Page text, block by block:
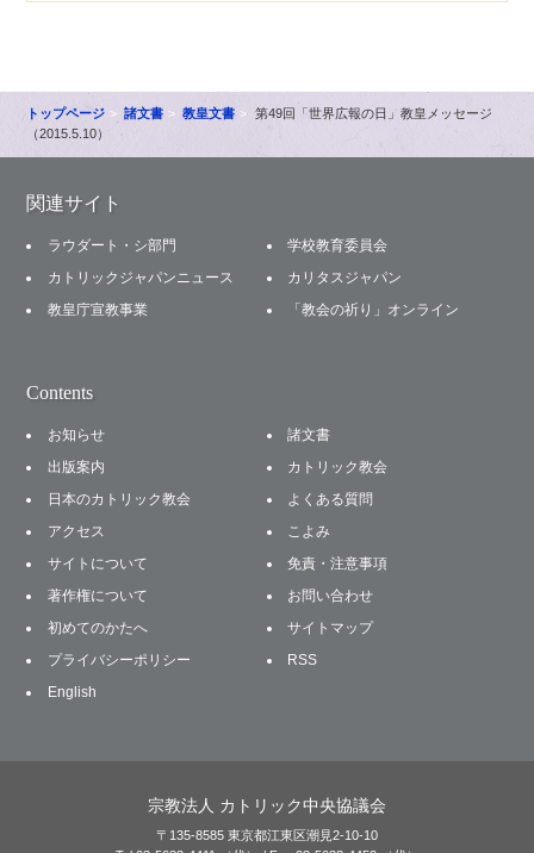
トップページ 諸文書 教皇文書
第49回「世界広報の日」教皇メッセージ
（2015.5.10）
関連サイト
ラウダート・シ部門
学校教育委員会
カトリックジャパンニュース
カリタスジャパン
教皇庁宣教事業
「教会の祈り」オンライン
Contents
お知らせ
諸文書
出版案内
カトリック教会
日本のカトリック教会
よくある質問
アクセス
こよみ
サイトについて
免責・注意事項
著作権について
お問い合わせ
初めてのかたへ
サイトマップ
プライバシーポリシー
RSS
English
宗教法人 カトリック中央協議会
〒135-8585 東京都江東区潮見2-10-10